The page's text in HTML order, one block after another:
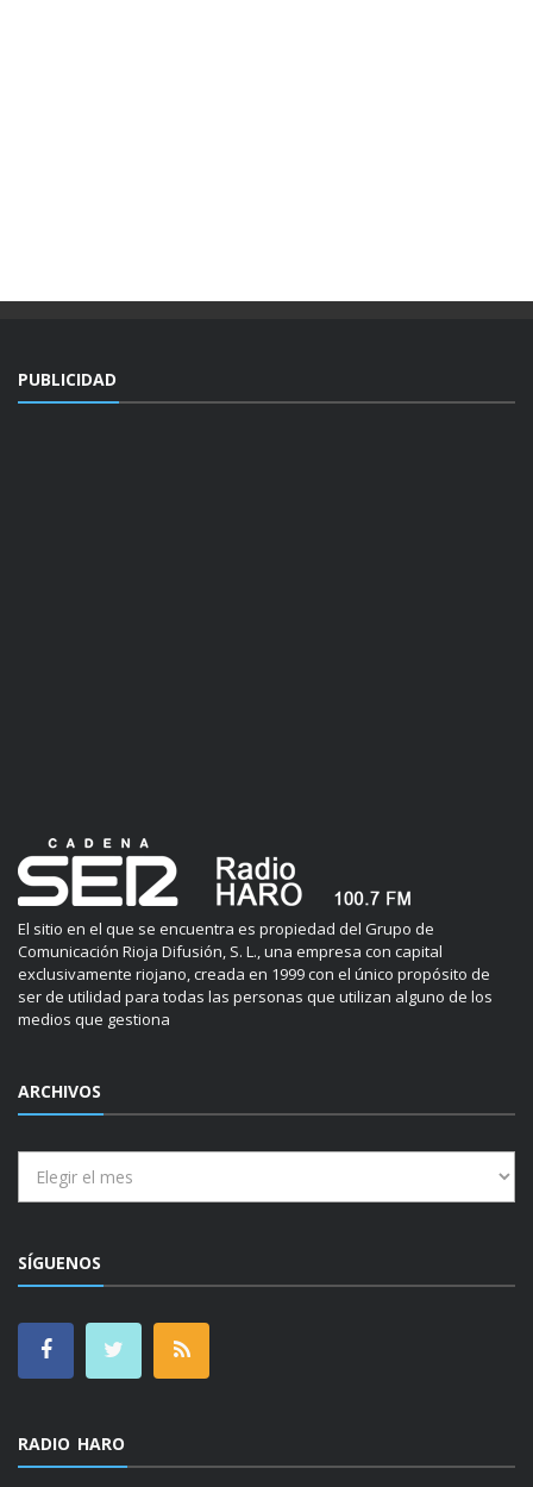
PUBLICIDAD
El sitio en el que se encuentra es propiedad del Grupo de
Comunicación Rioja Difusión, S. L., una empresa con capital
exclusivamente riojano, creada en 1999 con el único propósito de
ser de utilidad para todas las personas que utilizan alguno de los
medios que gestiona
ARCHIVOS
SÍGUENOS
RADIO HARO